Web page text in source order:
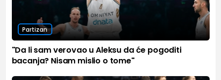
Partizan
"Da li sam verovao u Aleksu da će pogoditi
bacanja? Nisam mislio o tome"